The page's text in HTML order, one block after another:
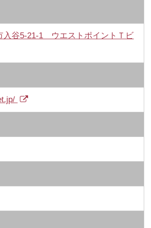
入谷5-21-1 ウエストポイントＴビ